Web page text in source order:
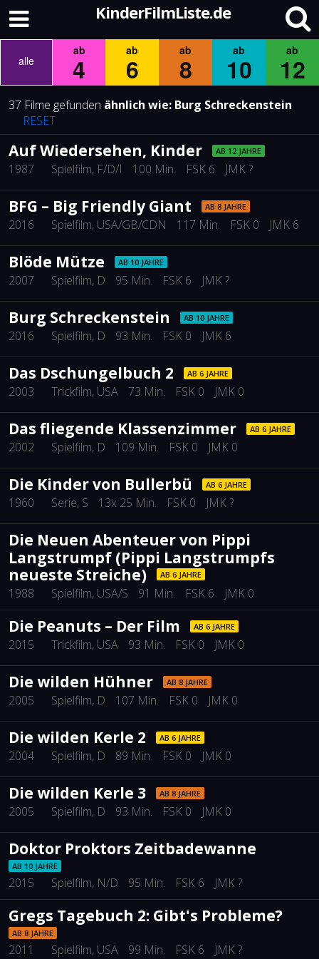
KinderFilmListe.de
alle
ab
4
ab
6
ab
8
ab
10
ab
12
37 Filme gefunden ähnlich wie: Burg Schreckenstein
RESET
Auf Wiedersehen, Kinder AB 12 JAHRE
1987 Spielfilm, F/D/I 100 Min. FSK 6 JMK ?
BFG – Big Friendly Giant AB 8 JAHRE
2016 Spielfilm, USA/GB/CDN 117 Min. FSK 0 JMK 6
Blöde Mütze AB 10 JAHRE
2007 Spielfilm, D 95 Min. FSK 6 JMK ?
Burg Schreckenstein AB 10 JAHRE
2016 Spielfilm, D 93 Min. FSK 0 JMK 6
Das Dschungelbuch 2 AB 6 JAHRE
2003 Trickfilm, USA 73 Min. FSK 0 JMK 0
Das fliegende Klassenzimmer AB 6 JAHRE
2002 Spielfilm, D 109 Min. FSK 0 JMK 0
Die Kinder von Bullerbü AB 6 JAHRE
1960 Serie, S 13x 25 Min. FSK 0 JMK ?
Die Neuen Abenteuer von Pippi
Langstrumpf (Pippi Langstrumpfs
neueste Streiche)
AB 6 JAHRE
1988 Spielfilm, USA/S 91 Min. FSK 6 JMK 0
Die Peanuts – Der Film AB 6 JAHRE
2015 Trickfilm, USA 93 Min. FSK 0 JMK 0
Die wilden Hühner AB 8 JAHRE
2005 Spielfilm, D 107 Min. FSK 0 JMK 0
Die wilden Kerle 2 AB 6 JAHRE
2004 Spielfilm, D 89 Min. FSK 0 JMK 0
Die wilden Kerle 3 AB 8 JAHRE
2005 Spielfilm, D 93 Min. FSK 0 JMK 0
Doktor Proktors Zeitbadewanne
AB 10 JAHRE
2015 Spielfilm, N/D 95 Min. FSK 6 JMK ?
Gregs Tagebuch 2: Gibt's Probleme?
AB 8 JAHRE
2011 Spielfilm, USA 99 Min. FSK 6 JMK ?